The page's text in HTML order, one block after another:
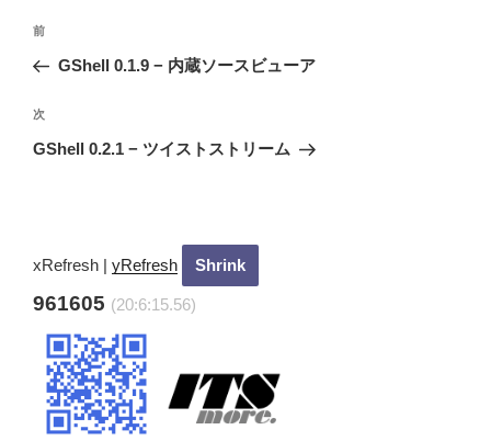
投
ナ
ビ
ゲ
ン
過
去
投
稿
前
GShell 0.1.9 − 内蔵ソースビューア
次
の
次
GShell 0.2.1 − ツイストストリーム
xRefresh | yRefresh
961605 (20:6:16.56)